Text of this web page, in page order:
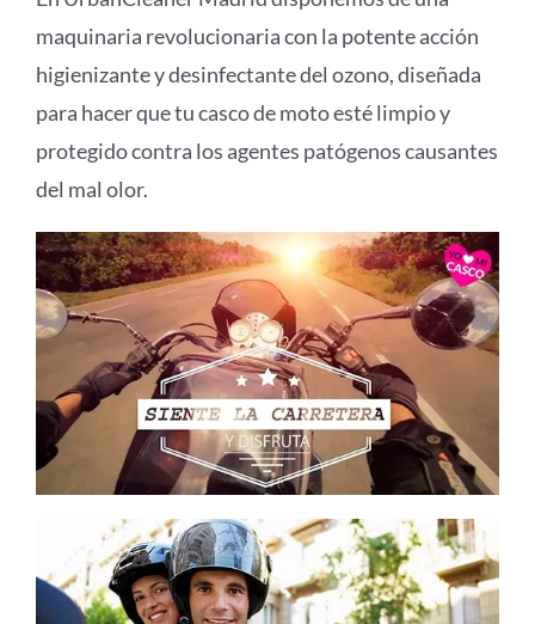
maquinaria revolucionaria con la potente acción
higienizante y desinfectante del ozono, diseñada
para hacer que tu casco de moto esté limpio y
protegido contra los agentes patógenos causantes
del mal olor.